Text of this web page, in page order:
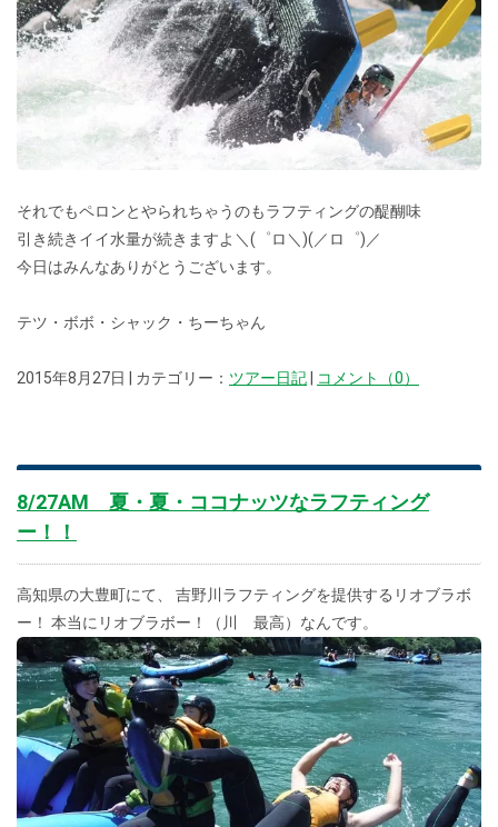
それでもペロンとやられちゃうのもラフティングの醍醐味
引き続きイイ水量が続きますよ＼(゜ロ＼)(／ロ゜)／
今日はみんなありがとうございます。
テツ・ボボ・シャック・ちーちゃん
2015年8月27日 | カテゴリー： ツアー日記 コメント（0）
8/27AM 夏・夏・ココナッツなラフティング
ー！！
高知県の大豊町にて、 吉野川ラフティングを提供するリオブラボ
ー！ 本当にリオブラボー！（川 最高）なんです。